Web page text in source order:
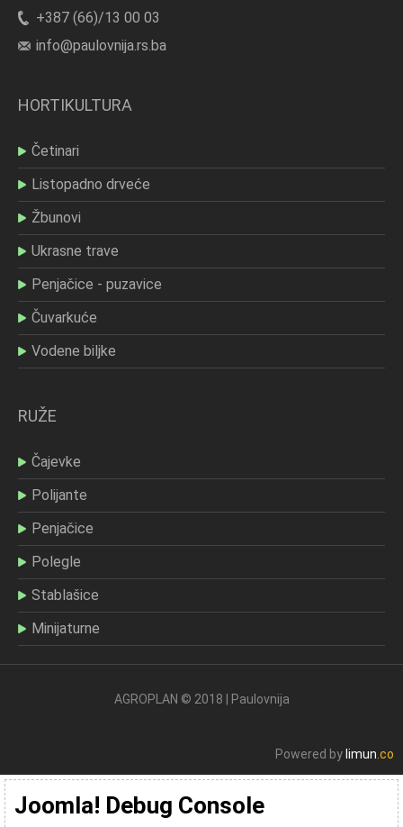
+387 (66)/13 00 03
info@paulovnija.rs.ba
HORTIKULTURA
Četinari
Listopadno drveće
Žbunovi
Ukrasne trave
Penjačice - puzavice
Čuvarkuće
Vodene biljke
RUŽE
Čajevke
Polijante
Penjačice
Polegle
Stablašice
Minijaturne
AGROPLAN © 2018 | Paulovnija
Powered by limun.co
Joomla! Debug Console